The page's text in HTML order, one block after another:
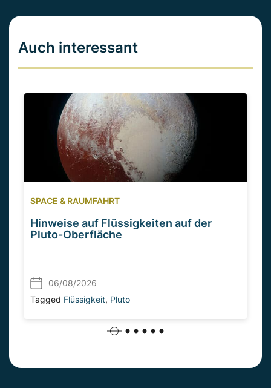
Auch interessant
SPACE & RAUMFAHRT
Hinweise auf Flüssigkeiten auf der
Pluto-Oberfläche
06/08/2026
Tagged Flüssigkeit, Pluto